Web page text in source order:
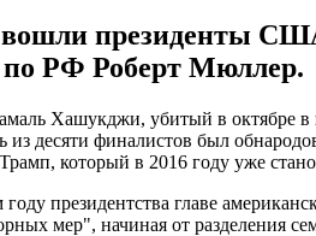
президенты
по РФ Роберт Мюллер.
Хашукджи, убитый в октябре
десяти финалистов был
который в 2016 году уже
президентства главе
мер", начиная от разделения